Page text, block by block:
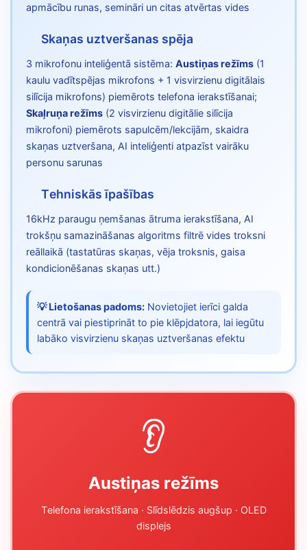
apmācību runas, semināri un citas atvērtas vides
Skaņas uztveršanas spēja
3 mikrofonu inteliģentā sistēma: Austiņas režīms (1
kaulu vadītspējas mikrofons + 1 visvirzienu digitālais
silīcija mikrofons) piemērots telefona ierakstīšanai;
Skaļruņa režīms (2 visvirzienu digitālie silīcija
mikrofoni) piemērots sapulcēm/lekcijām, skaidra
skaņas uztveršana, AI inteliģenti atpazīst vairāku
personu sarunas
Tehniskās īpašības
16kHz paraugu ņemšanas ātruma ierakstīšana, AI
trokšņu samazināšanas algoritms filtrē vides troksni
reāllaikā (tastatūras skaņas, vēja troksnis, gaisa
kondicionēšanas skaņas utt.)
💡 Lietošanas padoms: Novietojiet ierīci galda
centrā vai piestiprināt to pie klēpjdatora, lai iegūtu
labāko visvirzienu skaņas uztveršanas efektu
👂
Austiņas režīms
Telefona ierakstīšana · Slīdslēdzis augšup · OLED
displejs